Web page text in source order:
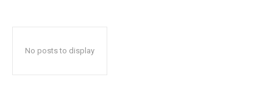
No posts to display